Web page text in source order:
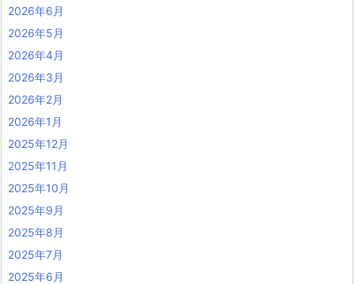
2026年6月
2026年5月
2026年4月
2026年3月
2026年2月
2026年1月
2025年12月
2025年11月
2025年10月
2025年9月
2025年8月
2025年7月
2025年6月